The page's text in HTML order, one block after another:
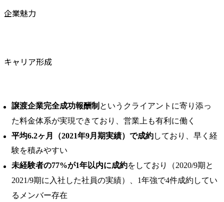
企業魅力
キャリア形成
譲渡企業完全成功報酬制 というクライアントに寄り添っ
た料金体系が実現できており、営業上も有利に働く
平均6.2ヶ月（2021年9月期実績）で成約しており、早く経
験を積みやすい
未経験者の77%が1年以内に成約をしており（2020/9期と
2021/9期に入社した社員の実績）、1年強で4件成約してい
るメンバー存在